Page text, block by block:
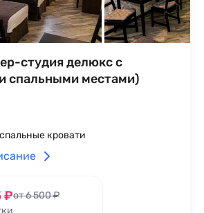
студия делюкс с
спальными местами)
кровати
₽от 6 500 ₽